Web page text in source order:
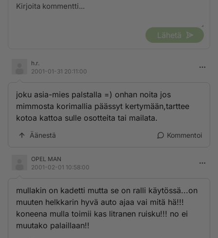
Lähetä
h.r.
2001-01-31 20:11:00
joku asia-mies palstalla =) onhan noita jos
mimmosta korimallia päässyt kertymään,tarttee
kotoa kattoa sulle osotteita tai mailata.
Äänestä Kommentoi
OPEL MAN
2001-02-01 10:58:00
mullakin on kadetti mutta se on ralli käytössä...on
muuten helkkarin hyvä auto ajaa vai mitä hä!!!
koneena mulla toimii kas litranen ruisku!!! no ei
muutako palaillaan!!